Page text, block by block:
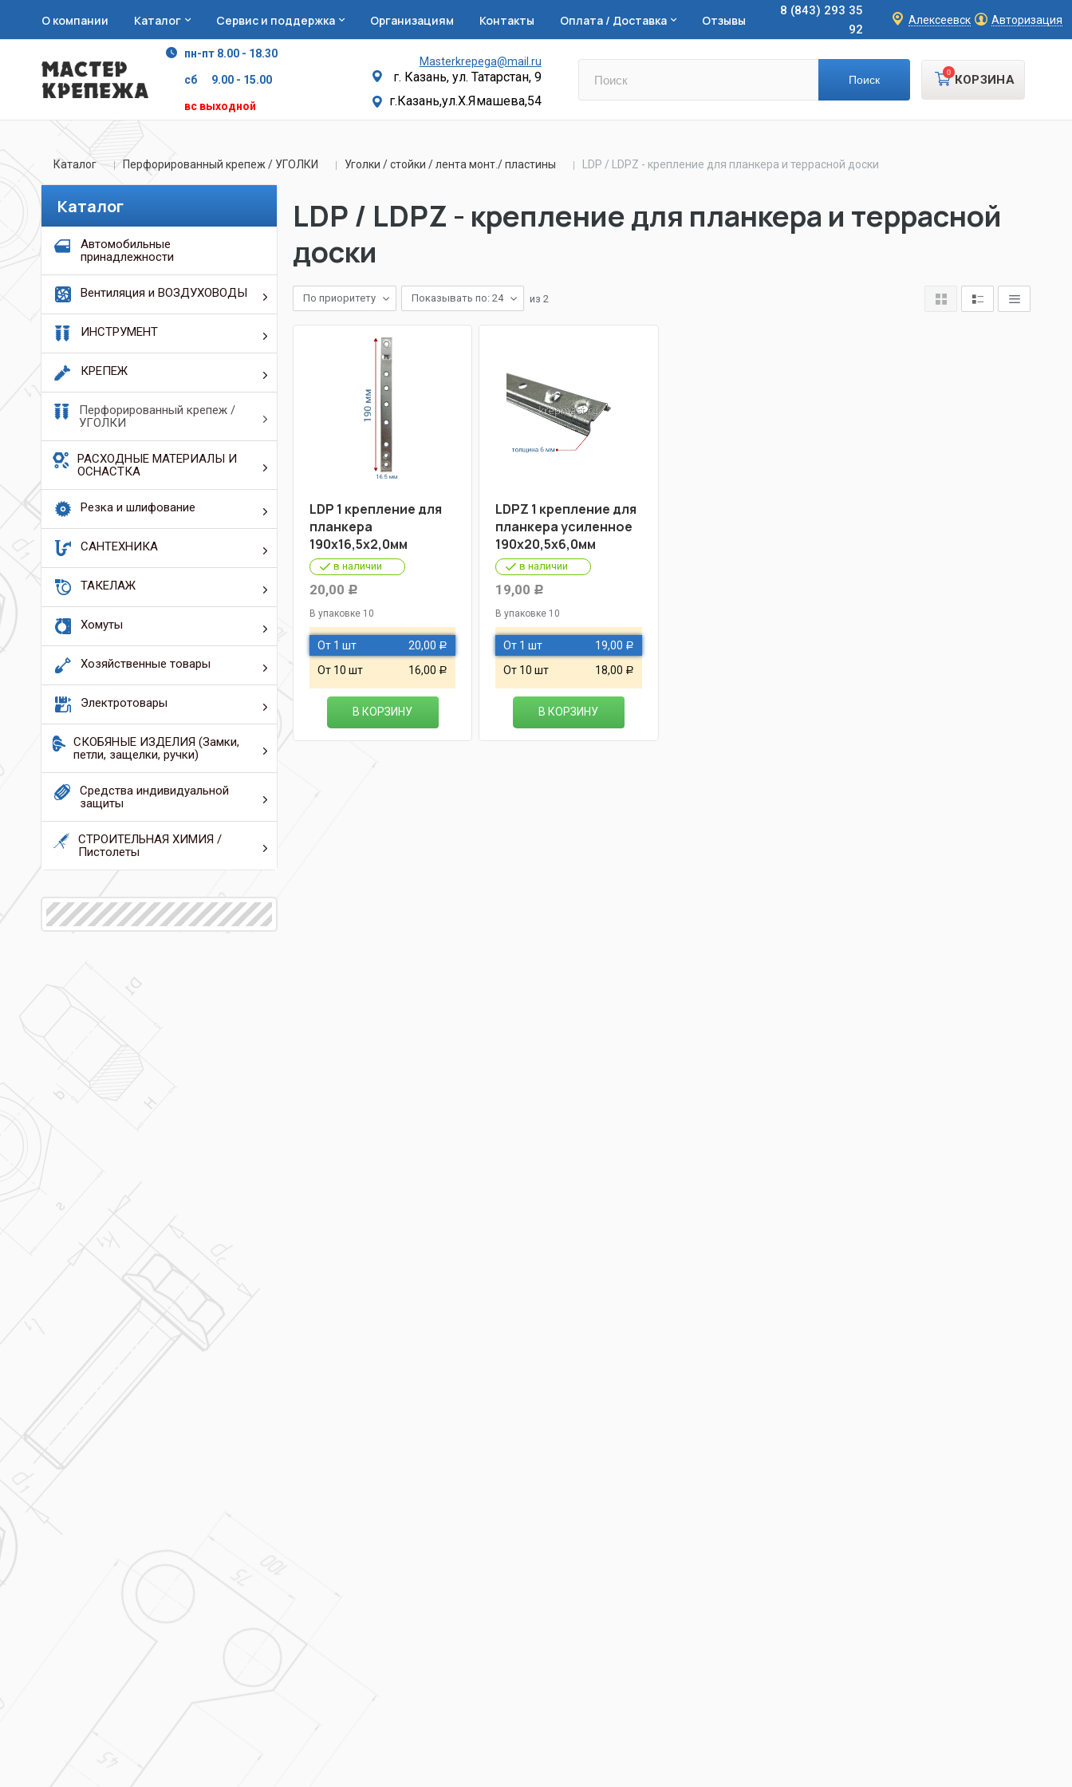
О компании Каталог Сервис и поддержка Организациям Контакты Оплата / Доставка Отзывы
8 (843) 293 35
92
Алексеевск Авторизация
пн-пт 8.00 - 18.30
сб 9.00 - 15.00
вс выходной
Masterkrepega@mail.ru
г. Казань, ул. Татарстан, 9
г.Казань,ул.Х.Ямашева,54
КОРЗИНА
0
Каталог Перфорированный крепеж / УГОЛКИ Уголки / стойки / лента монт./ пластины LDP / LDPZ - крепление для планкера и террасной доски
Каталог
Автомобильные
принадлежности
Вентиляция и ВОЗДУХОВОДЫ
ИНСТРУМЕНТ
КРЕПЕЖ
Перфорированный крепеж /
УГОЛКИ
РАСХОДНЫЕ МАТЕРИАЛЫ И
ОСНАСТКА
Резка и шлифование
САНТЕХНИКА
ТАКЕЛАЖ
Хомуты
Хозяйственные товары
Электротовары
СКОБЯНЫЕ ИЗДЕЛИЯ (Замки,
петли, защелки, ручки)
Средства индивидуальной
защиты
СТРОИТЕЛЬНАЯ ХИМИЯ /
Пистолеты
LDP / LDPZ - крепление для планкера и террасной
доски
По приоритету Показывать по: 24 из 2
LDP 1 крепление для
планкера
190х16,5х2,0мм
в наличии
20,00 Р
В упаковке 10
От 1 шт 20,00 Р
От 10 шт 16,00 Р
В КОРЗИНУ
LDPZ 1 крепление для
планкера усиленное
190х20,5х6,0мм
в наличии
19,00 Р
В упаковке 10
От 1 шт 19,00 Р
От 10 шт 18,00 Р
В КОРЗИНУ